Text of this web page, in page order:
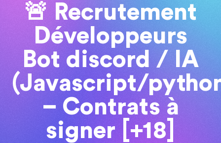
🚨 Recrutement
Développeurs
Bot discord / IA
(Javascript/
– Contrats à
signer [+18]